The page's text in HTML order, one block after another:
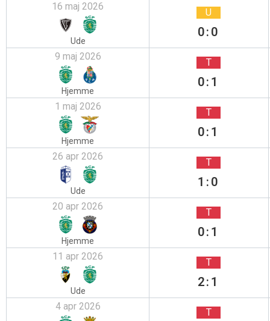
16 maj 2026
Ude
U
0:0
9 maj 2026
Hjemme
T
0:1
1 maj 2026
Hjemme
T
0:1
26 apr 2026
Ude
T
1:0
20 apr 2026
Hjemme
T
0:1
11 apr 2026
Ude
T
2:1
4 apr 2026 T